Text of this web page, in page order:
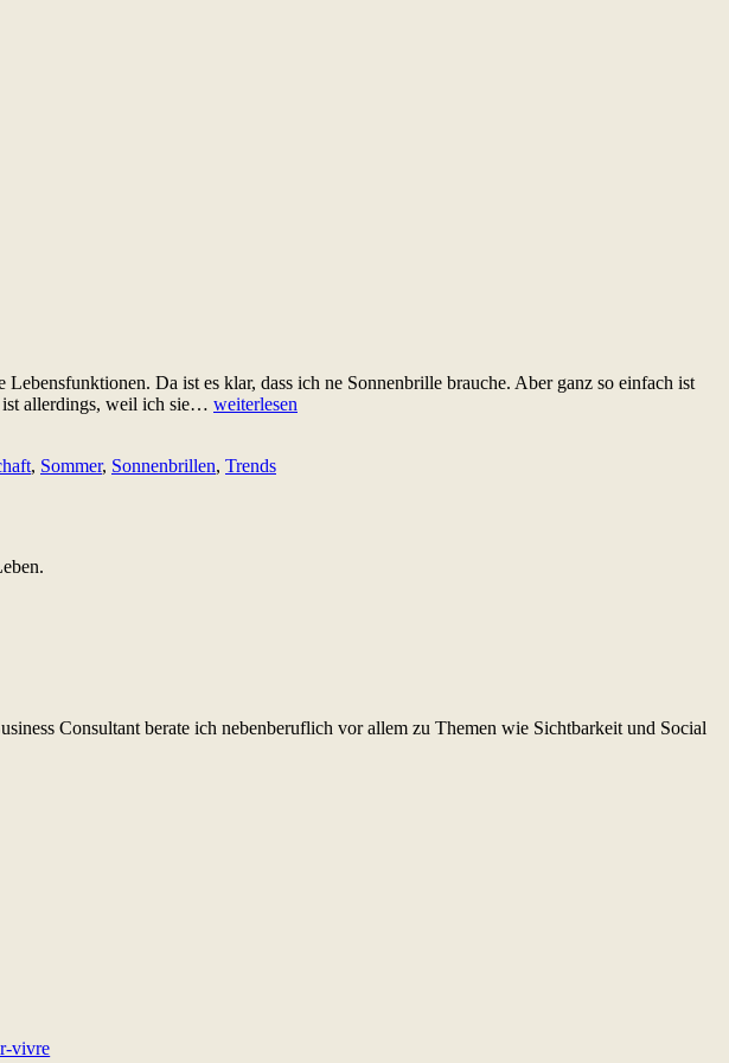
Da ist es klar, dass ich ne Sonnenbrille brauche. Aber ganz so einfach ist
ist allerdings, weil ich sie… Warum
Sonnenbrille
weiterlesen
, Sommer, Sonnenbrillen, Trends
Consultant berate ich nebenberuflich vor allem zu Themen wie Sichtbarkeit und Social
vi­v­re